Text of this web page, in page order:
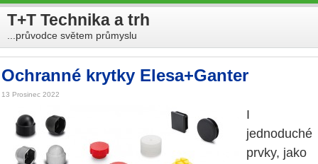
T+T Technika a trh
...průvodce světem průmyslu
Ochranné krytky Elesa+Ganter
13 Prosinec 2022
I
jednoduché
prvky, jako